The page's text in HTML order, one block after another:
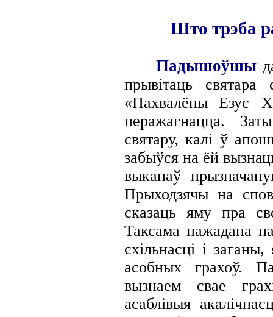
Што трэба
Падышоўшы
прывітаць святара
«ПахвалёныЕзус
перажагнацца.
святару, калі ў
забыўся на ёй
выканаў
Прыходзячы на
сказаць яму пра
Таксама пажадана
схільнасці і
асобных грахоў.
вызнаем свае
асаблівыя